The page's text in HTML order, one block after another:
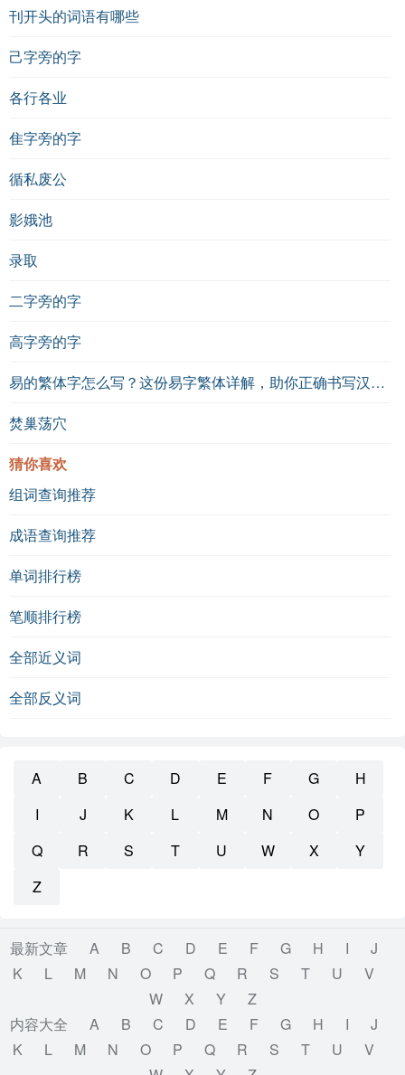
刊开头的词语有哪些
己字旁的字
各行各业
隹字旁的字
循私废公
影娥池
录取
二字旁的字
高字旁的字
易的繁体字怎么写？这份易字繁体详解，助你正确书写汉字_汉字繁体学习
焚巢荡穴
猜你喜欢
组词查询推荐
成语查询推荐
单词排行榜
笔顺排行榜
全部近义词
全部反义词
A B C D E F G
H
I
J K L M N O
P
Q
R S T U W X
Y
Z
最新文章 A B C D E F G H I
J
K
L M N O P Q R S T U
V
W
X Y
Z
内容大全
A B C D E F G H I
J
K
L M N O P Q R S T U
V